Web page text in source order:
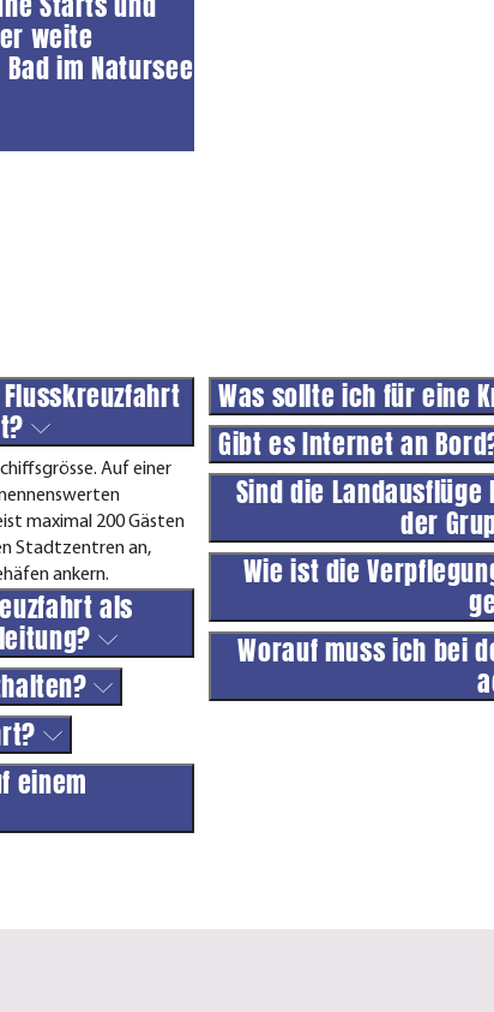
weite
im Natursee
Auf einer
maximal 200 Gästen
Stadtzentren an,
ankern.
als
einem
Was sollte ich für eine
Gibt es Internet an
Sind die
der
Wie ist die
Worauf muss ich bei